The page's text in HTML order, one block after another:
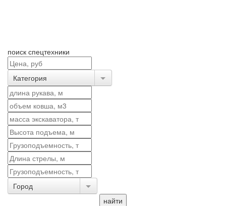
поиск спецтехники
Категория
Город